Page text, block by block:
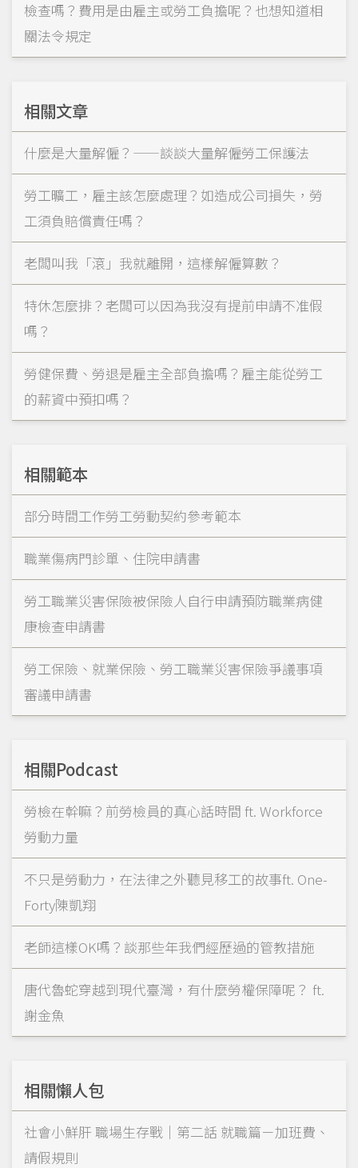
檢查嗎？費用是由雇主或勞工負擔呢？也想知道相
關法令規定
相關文章
什麼是大量解僱？——談談大量解僱勞工保護法
勞工曠工，雇主該怎麼處理？如造成公司損失，勞
工須負賠償責任嗎？
老闆叫我「滾」我就離開，這樣解僱算數？
特休怎麼排？老闆可以因為我沒有提前申請不准假
嗎？
勞健保費、勞退是雇主全部負擔嗎？雇主能從勞工
的薪資中預扣嗎？
相關範本
部分時間工作勞工勞動契約參考範本
職業傷病門診單、住院申請書
勞工職業災害保險被保險人自行申請預防職業病健
康檢查申請書
勞工保險、就業保險、勞工職業災害保險爭議事項
審議申請書
相關Podcast
勞檢在幹嘛？前勞檢員的真心話時間 ft. Workforce
勞動力量
不只是勞動力，在法律之外聽見移工的故事ft. One-
Forty陳凱翔
老師這樣OK嗎？談那些年我們經歷過的管教措施
唐代魯蛇穿越到現代臺灣，有什麼勞權保障呢？ ft.
謝金魚
相關懶人包
社會小鮮肝 職場生存戰｜第二話 就職篇－加班費、
請假規則